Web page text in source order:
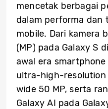
mencetak berbagai
dalam performa dan
mobile. Dari kamera
(MP) pada Galaxy S
awal era
ultra-high-resolution
wide 50 MP, serta
Galaxy AI pada